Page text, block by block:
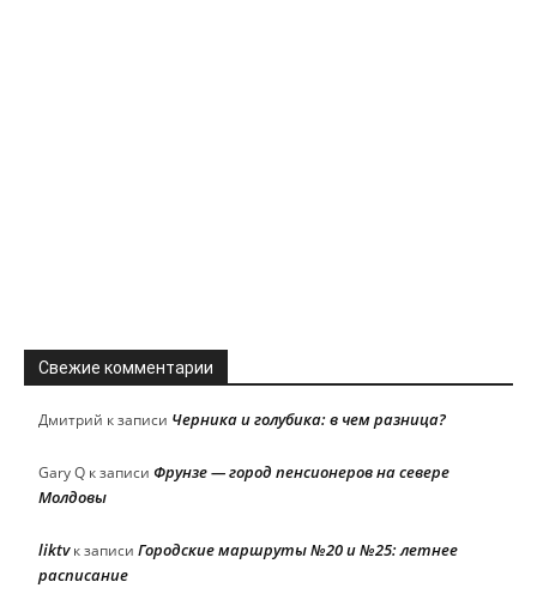
Свежие комментарии
Дмитрий к записи Черника и голубика: в чем разница?
Gary Q к записи Фрунзе — город пенсионеров на севере
Молдовы
liktvк записи Городские маршруты №20 и №25: летнее
расписание